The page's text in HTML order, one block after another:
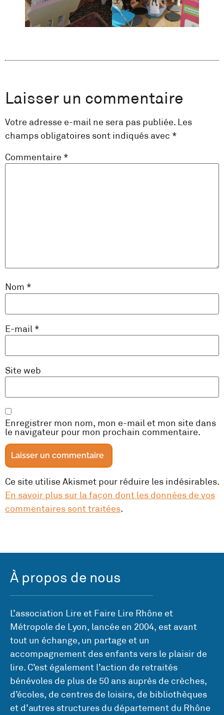
Laisser un commentaire
Votre adresse e-mail ne sera pas publiée. Les
champs obligatoires sont indiqués avec *
Commentaire *
Nom *
E-mail *
Site web
Enregistrer mon nom, mon e-mail et mon site dans
le navigateur pour mon prochain commentaire.
Ce site utilise Akismet pour réduire les indésirables.
En savoir plus sur la façon dont les données de vos
commentaires sont traitées.
À propos de nous
L’association Lire et Faire Lire Rhône et
Métropole de Lyon, lancée en 2004, est avant
tout un échange, un partage et un
accompagnement des enfants vers le plaisir de
lire. C’est également l’action de retraités
bénévoles de plus de 50 ans auprès de crèches,
d’écoles, de centres de loisirs, de bibliothèques
et d’autres structures du département du Rhône